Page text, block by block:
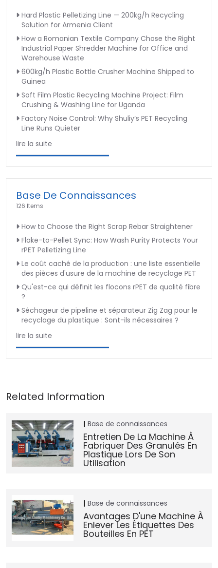
Hard Plastic Pelletizing Line — 200kg/h Recycling
Solution for Armenia Client
How a Romanian Textile Company Chose the Right
Industrial Paper Shredder Machine for Office and
Warehouse Waste
600kg/h Plastic Bottle Crusher Machine Shipped to
Guinea
Soft Film Plastic Recycling Machine Project: Film
Crushing & Washing Line for Uganda
Factory Noise Control: Why Shuliy’s PET Recycling
Line Runs Quieter
lire la suite
Base De Connaissances
126 Items
How to Choose the Right Scrap Rebar Straightener
Flake-to-Pellet Sync: How Wash Purity Protects Your
rPET Pelletizing Line
Le coût caché de la production : une liste essentielle
des pièces d'usure de la machine de recyclage PET
Qu'est-ce qui définit les flocons rPET de qualité fibre
?
Séchageur de pipeline et séparateur Zig Zag pour le
recyclage du plastique : Sont-ils nécessaires ?
lire la suite
Base de connaissances
Entretien De La Machine À
Fabriquer Des Granulés En
Plastique Lors De Son
Utilisation
Base de connaissances
Avantages D'une Machine À
Enlever Les Étiquettes Des
Bouteilles En PET